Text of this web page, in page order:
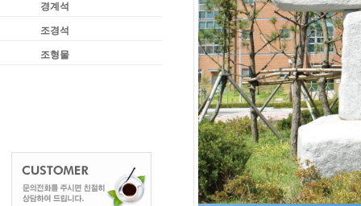
경계석
조경석
조형물